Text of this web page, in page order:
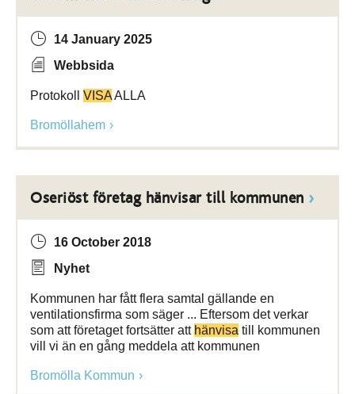
14 January 2025
Webbsida
Protokoll VISAALLA
Bromöllahem
Oseriöst företag hänvisar till kommunen
16 October 2018
Nyhet
Kommunen har fått flera samtal gällande en
ventilationsfirma som säger ... Eftersom det verkar
som att företaget fortsätter att hänvisa till kommunen
vill vi än en gång meddela att kommunen
Bromölla Kommun